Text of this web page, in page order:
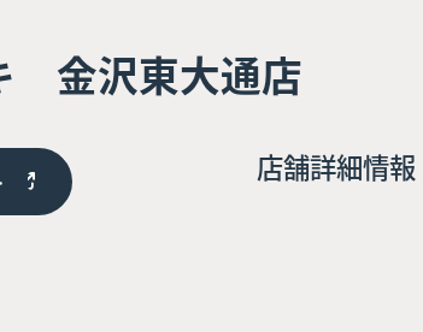
金沢東大通店
店舗詳細情報